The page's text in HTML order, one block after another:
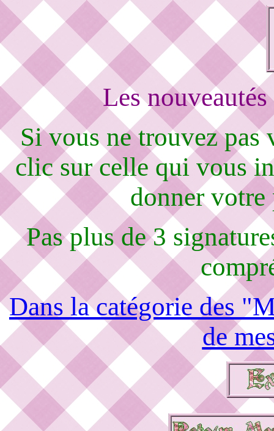
Les
Si vous ne trouvez pas
clic sur celle qui vous
donner votre
Pas plus de 3
Dans la catégorie des
de